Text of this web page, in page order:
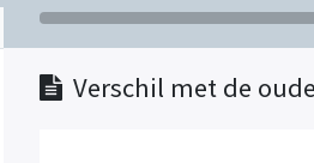
Verschil met de